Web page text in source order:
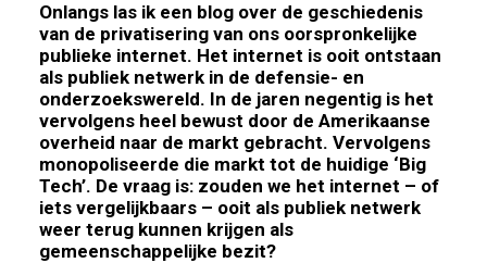
Onlangs las ik een blog over de geschiedenis
van de privatisering van ons oorspronkelijke
publieke internet. Het internet is ooit ontstaan
als publiek netwerk in de defensie- en
onderzoekswereld. In de jaren negentig is het
vervolgens heel bewust door de Amerikaanse
overheid naar de markt gebracht. Vervolgens
monopoliseerde die markt tot de huidige ‘Big
Tech’. De vraag is: zouden we het internet – of
iets vergelijkbaars – ooit als publiek netwerk
weer terug kunnen krijgen als
gemeenschappelijke bezit?